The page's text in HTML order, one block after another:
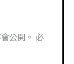
公開。 必